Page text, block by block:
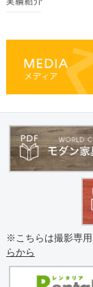
※こちらは撮影専
らから